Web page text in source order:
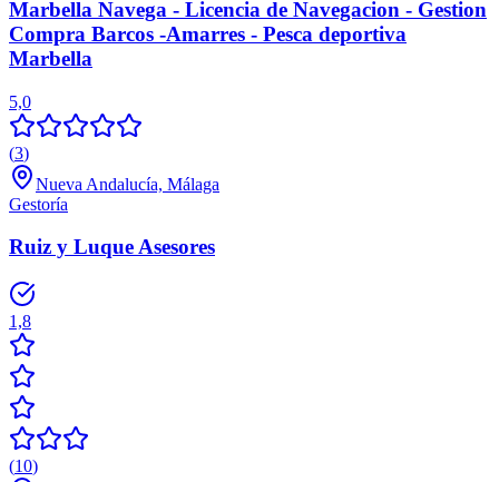
Marbella Navega - Licencia de Navegacion - Gestion
Compra Barcos -Amarres - Pesca deportiva
Marbella
5,0
(3)
Nueva Andalucía, Málaga
Gestoría
Ruiz y Luque Asesores
1,8
(10)